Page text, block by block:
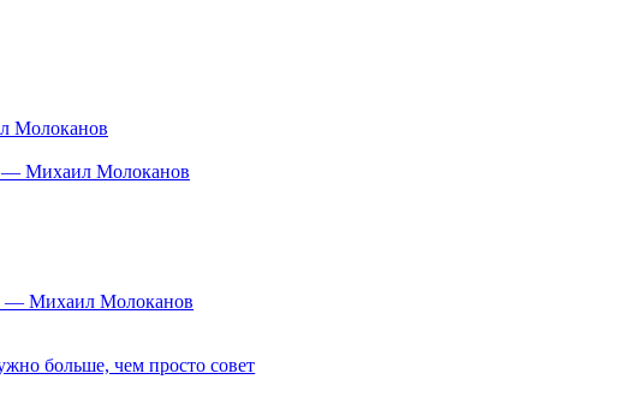
Молоканов
— Михаил Молоканов
— Михаил Молоканов
больше, чем просто совет